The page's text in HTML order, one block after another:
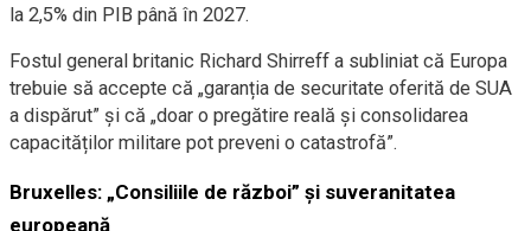
la 2,5% din PIB până în 2027.
Fostul general britanic Richard Shirreff a subliniat că Europa
trebuie să accepte că „garanția de securitate oferită de SUA
a dispărut” și că „doar o pregătire reală și consolidarea
capacităților militare pot preveni o catastrofă”.
Bruxelles: „Consiliile de război” și suveranitatea
europeană